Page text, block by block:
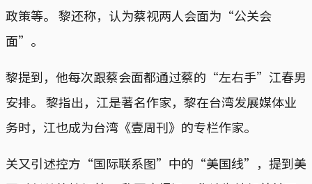
政策等。 黎还称，认为蔡视两人会面为“公关会
面”。
黎提到，他每次跟蔡会面都通过蔡的“左右手”江春男
安排。 黎指出，江是著名作家，黎在台湾发展媒体业
务时，江也成为台湾《壹周刊》的专栏作家。
关又引述控方“国际联系图”中的“美国线”，提到美